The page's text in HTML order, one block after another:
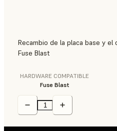
Recambio de la placa base y
Fuse Blast
HARDWARE COMPATIBLE
Fuse Blast